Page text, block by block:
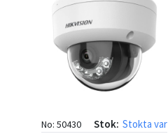
No: 50430 Stok: Stokta var